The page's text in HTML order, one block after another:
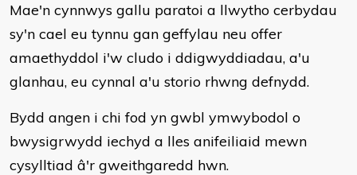
Mae'n cynnwys gallu paratoi a llwytho cerbydau
sy'n cael eu tynnu gan geffylau neu offer
amaethyddol i'w cludo i ddigwyddiadau, a'u
glanhau, eu cynnal a'u storio rhwng defnydd.
Bydd angen i chi fod yn gwbl ymwybodol o
bwysigrwydd iechyd a lles anifeiliaid mewn
cysylltiad â'r gweithgaredd hwn.